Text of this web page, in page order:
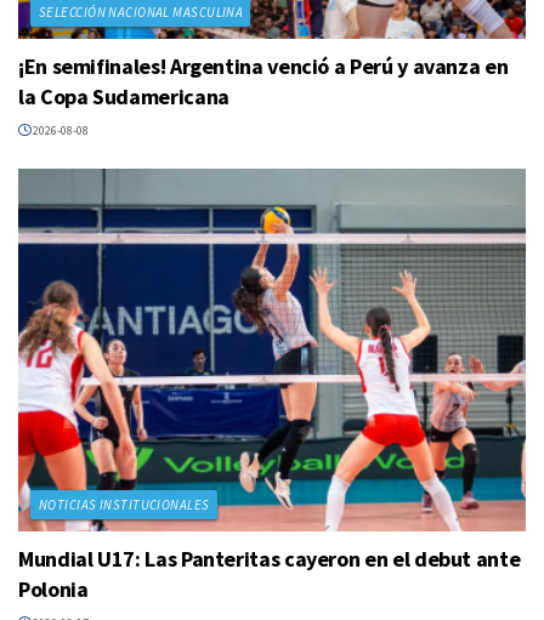
SELECCIÓN NACIONAL MASCULINA
¡En semifinales! Argentina venció a Perú y avanza en
la Copa Sudamericana
2026-08-08
NOTICIAS INSTITUCIONALES
Mundial U17: Las Panteritas cayeron en el debut ante
Polonia